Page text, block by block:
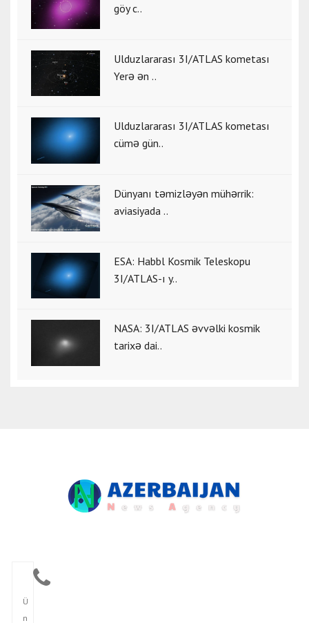
göy c..
Ulduzlararası 3I/ATLAS kometası
Yerə ən ..
Ulduzlararası 3I/ATLAS kometası
cümə gün..
Dünyanı təmizləyən mühərrik:
aviasiyada ..
ESA: Habbl Kosmik Teleskopu
3I/ATLAS-ı y..
NASA: 3I/ATLAS əvvəlki kosmik
tarixə dai..
Ü
n